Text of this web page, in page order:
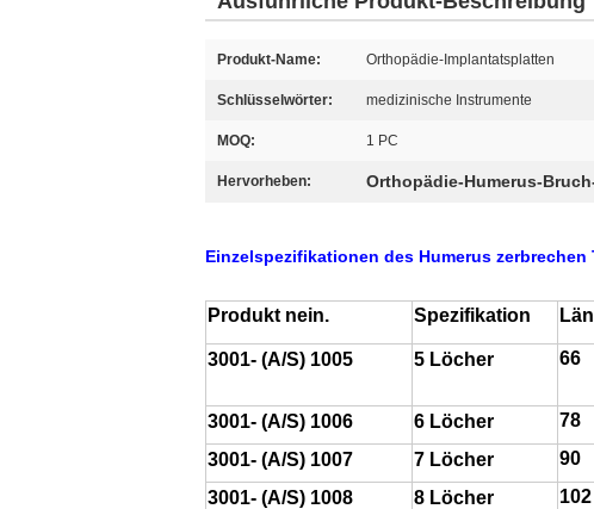
Produkt-Name: Orthopädie-Implantatsplatten
Schlüsselwörter: medizinische Instrumente
MOQ: 1 PC
Hervorheben: Orthopädie-Humerus-
Einzelspezifikationen des Humerus
Produkt nein. Spezifikation
3001- (A/S) 1005 5 Löcher 66
3001- (A/S) 1006
6 Löcher
78
3001- (A/S) 1007
7 Löcher
90
3001- (A/S) 1008
8 Löcher
102